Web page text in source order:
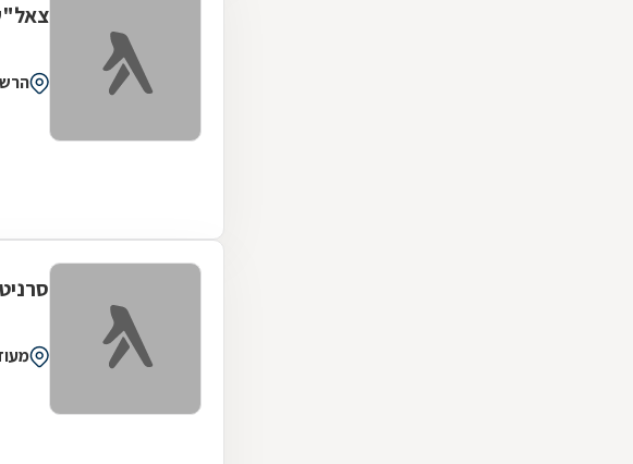
הרש"ש 39,
מעודה